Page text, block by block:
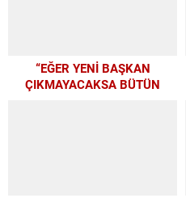
“EĞER YENİ BAŞKAN
ÇIKMAYACAKSA BÜTÜN